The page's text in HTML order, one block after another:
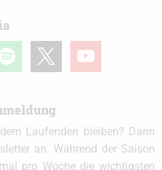
youtube
Laufenden bleiben? Dann
an. Während der Saison
pro Woche die wichtigsten